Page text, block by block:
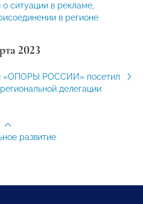
ситуации в рекламе,
в регионе
2023
«ОПОРЫ РОССИИ» посетил
делегации
развитие